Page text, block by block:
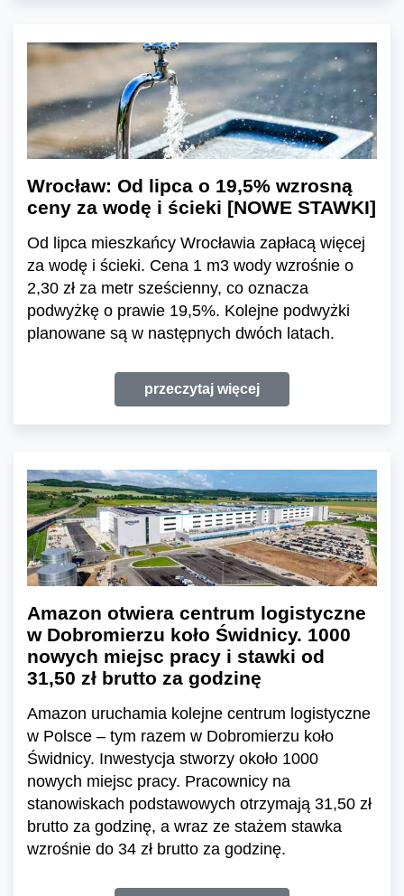
Wrocław: Od lipca o 19,5% wzrosną
ceny za wodę i ścieki [NOWE STAWKI]
Od lipca mieszkańcy Wrocławia zapłacą więcej
za wodę i ścieki. Cena 1 m3 wody wzrośnie o
2,30 zł za metr sześcienny, co oznacza
podwyżkę o prawie 19,5%. Kolejne podwyżki
planowane są w następnych dwóch latach.
przeczytaj więcej
Amazon otwiera centrum logistyczne
w Dobromierzu koło Świdnicy. 1000
nowych miejsc pracy i stawki od
31,50 zł brutto za godzinę
Amazon uruchamia kolejne centrum logistyczne
w Polsce – tym razem w Dobromierzu koło
Świdnicy. Inwestycja stworzy około 1000
nowych miejsc pracy. Pracownicy na
stanowiskach podstawowych otrzymają 31,50 zł
brutto za godzinę, a wraz ze stażem stawka
wzrośnie do 34 zł brutto za godzinę.